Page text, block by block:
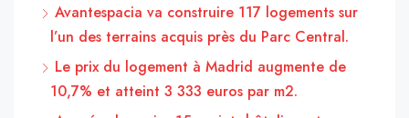
Avantespacia va construire 117 logements sur
l’un des terrains acquis près du Parc Central.
Le prix du logement à Madrid augmente de
10,7% et atteint 3 333 euros par m2.